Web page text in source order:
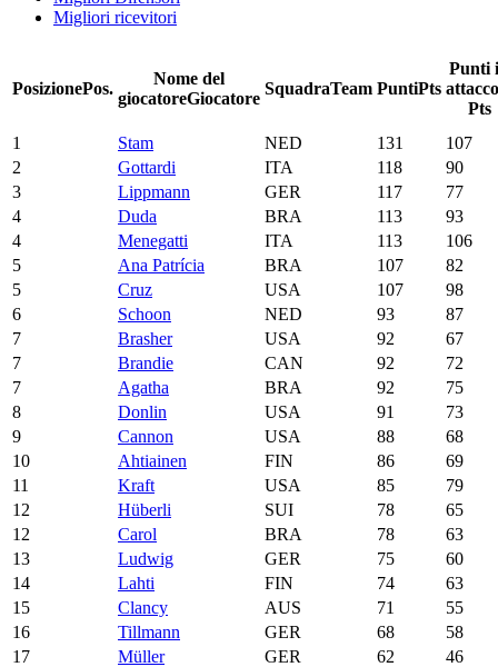
Migliori ricevitori
PosizionePos.
Nome del
giocatoreGiocatore
SquadraTeam PuntiPts
Punti
attacco
Pts
1
Stam NED 131
107
2
Gottardi ITA 118
90
3
Lippmann GER 117
77
4
Duda BRA 113
93
4
Menegatti ITA 113
106
5
Ana Patrícia BRA 107
82
5
Cruz USA 107
98
6
Schoon NED 93
87
7
Brasher USA 92
67
7
Brandie CAN 92
72
7
Agatha BRA 92
75
8
Donlin USA 91
73
9
Cannon USA 88
68
10
Ahtiainen FIN 86
69
11
Kraft USA 85
79
12
Hüberli SUI 78
65
12
Carol BRA 78
63
13
Ludwig GER 75
60
14
Lahti FIN 74
63
15
Clancy AUS 71
55
16
Tillmann GER 68
58
17
Müller GER 62
46